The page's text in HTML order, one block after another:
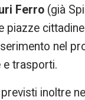
Ferro (già
nel
e trasporti.
inoltre